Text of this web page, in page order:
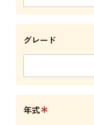
グレード
年式＊